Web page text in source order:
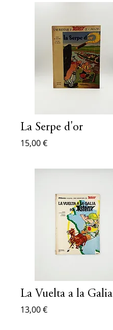
La Serpe d'or
15,00 €
La Vuelta a la Galia
13,00 €